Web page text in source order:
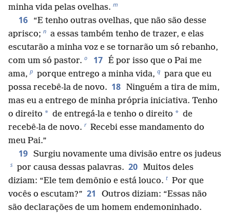
minha vida pelas ovelhas. m
16
“E tenho outras ovelhas, que não são desse
aprisco; n a essas também tenho de trazer, e elas
escutarão a minha voz e se tornarão um só rebanho,
com um só pastor. o 17 É por isso que o Pai me
ama, p porque entrego a minha vida, q para que eu
possa recebê-la de novo. 18 Ninguém a tira de mim,
mas eu a entrego de minha própria iniciativa. Tenho
o direito * de entregá-la e tenho o direito * de
recebê-la de novo. r Recebi esse mandamento do
meu Pai.”
19 Surgiu novamente uma divisão entre os judeus
s por causa dessas palavras. 20 Muitos deles
diziam: “Ele tem demônio e está louco. t Por que
vocês o escutam?” 21
Outros diziam: “Essas não
são declarações de um homem endemoninhado.